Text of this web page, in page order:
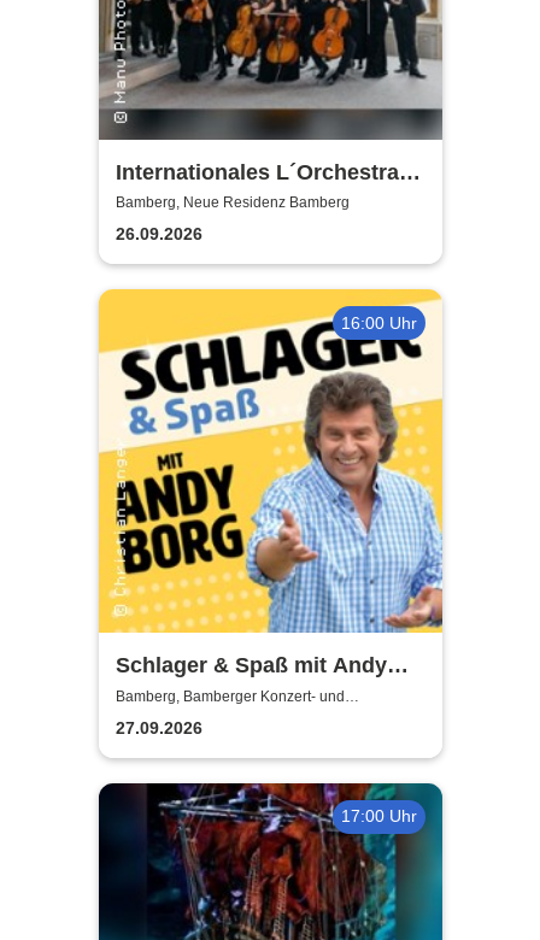
Internationales L´Orchestra I
Sedici
Bamberg, Neue Residenz Bamberg
26.09.2026
16:00 Uhr
Schlager & Spaß mit Andy
Borg und Gästen
Bamberg, Bamberger Konzert- und
Kongresshalle
27.09.2026
17:00 Uhr